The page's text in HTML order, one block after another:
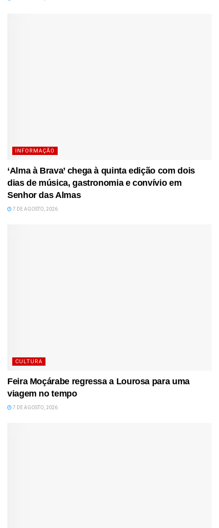
INFORMAÇÃO
‘Alma à Brava’ chega à quinta edição com dois
dias de música, gastronomia e convívio em
Senhor das Almas
7 DE AGOSTO, 2026
CULTURA
Feira Moçárabe regressa a Lourosa para uma
viagem no tempo
7 DE AGOSTO, 2026